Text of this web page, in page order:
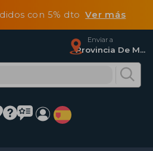
con 5% dtoVer más
Enviar a
Provincia De Madrid